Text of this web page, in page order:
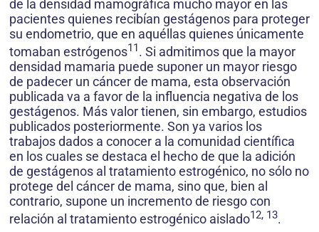
de la densidad mamográfica mucho mayor en las
pacientes quienes recibían gestágenos para proteger
su endometrio, que en aquéllas quienes únicamente
tomaban estrógenos11. Si admitimos que la mayor
densidad mamaria puede suponer un mayor riesgo
de padecer un cáncer de mama, esta observación
publicada va a favor de la influencia negativa de los
gestágenos. Más valor tienen, sin embargo, estudios
publicados posteriormente. Son ya varios los
trabajos dados a conocer a la comunidad científica
en los cuales se destaca el hecho de que la adición
de gestágenos al tratamiento estrogénico, no sólo no
protege del cáncer de mama, sino que, bien al
contrario, supone un incremento de riesgo con
relación al tratamiento estrogénico aislado12, 13.